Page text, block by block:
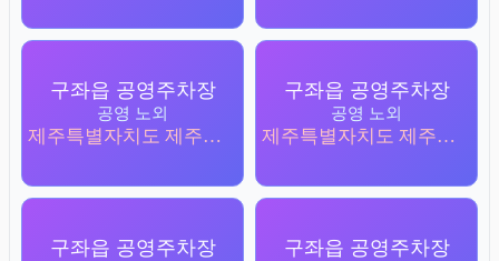
구좌읍 공영주차장
공영 노외
제주특별자치도 제주시 구좌읍 하도리 3204-1
구좌읍 공영주차장
공영 노외
제주특별자치도 제주시 구좌읍 한동리 4849-7
구좌읍 공영주차장 구좌읍 공영주차장